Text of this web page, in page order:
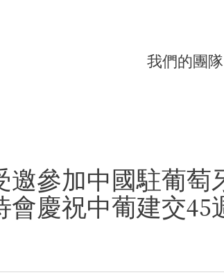
我們的團隊
邀參加中國駐葡萄
慶祝中葡建交45